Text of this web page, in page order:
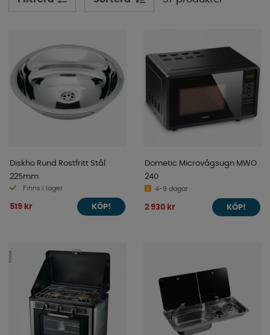
Diskho Rund Rostfritt Stål
225mm
Finns i lager
519 kr KÖP!
Dometic Microvågsugn MWO
240
4-9 dagar
2 930 kr KÖP!